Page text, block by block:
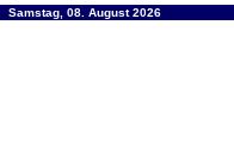
Samstag, 08. August 2026